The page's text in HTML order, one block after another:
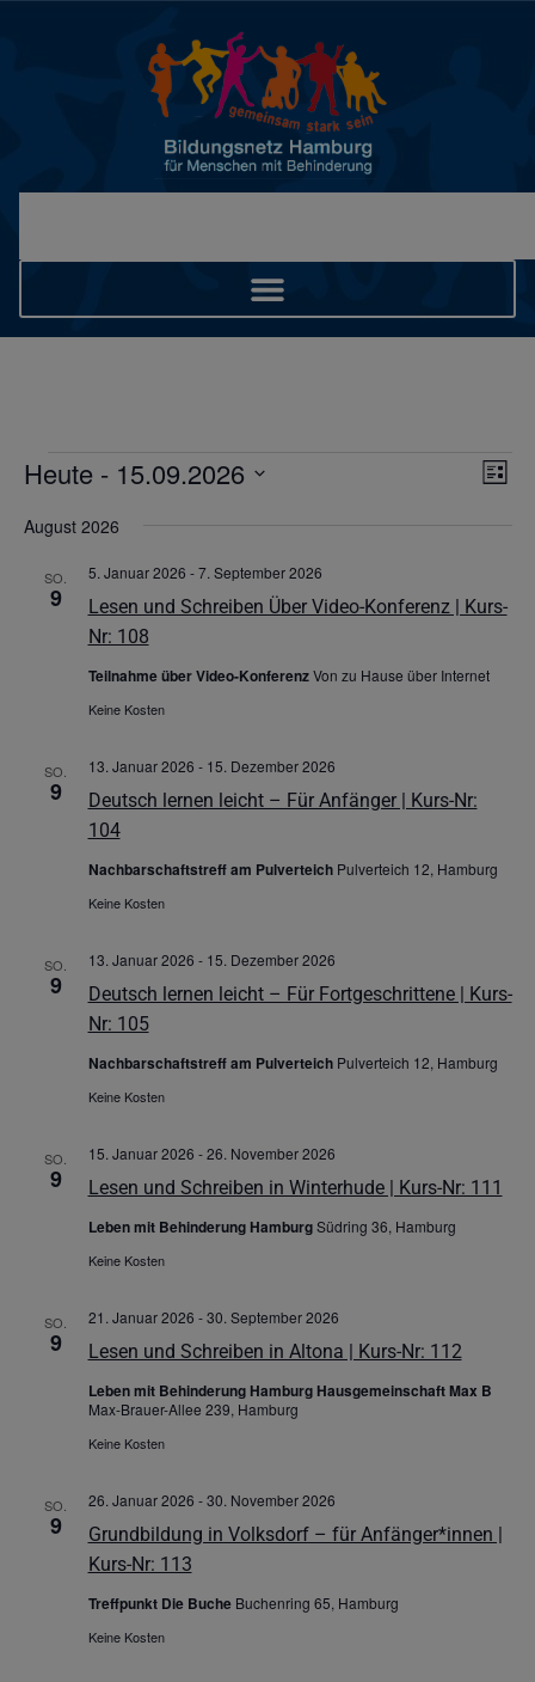
Liste
Heute - 15.09.2026
wählen.
August 2026
SO.
9
Lesen und Schreiben Über Video-Konferenz | Kurs-
Nr: 108
5. Januar 2026 -7. September 2026
Teilnahme über Video-KonferenzVon zu Hause über Internet
Keine Kosten
SO.
9
Deutsch lernen leicht – Für Anfänger | Kurs-Nr:
104
13. Januar 2026 - 15. Dezember 2026
Nachbarschaftstreff am Pulverteich Pulverteich 12, Hamburg
Keine Kosten
SO.
9
Deutsch lernen leicht – Für Fortgeschrittene | Kurs-
Nr: 105
13. Januar 2026 - 15. Dezember 2026
Nachbarschaftstreff am Pulverteich Pulverteich 12, Hamburg
Keine Kosten
SO.
9 Lesen und Schreiben in Winterhude | Kurs-Nr: 111
15. Januar 2026 -26. November 2026
Leben mit Behinderung HamburgSüdring 36, Hamburg
Keine Kosten
SO.
9 Lesen und Schreiben in Altona | Kurs-Nr: 112
21. Januar 2026 -30. September 2026
Leben mit Behinderung Hamburg Hausgemeinschaft Max B
Max-Brauer-Allee 239, Hamburg
Keine Kosten
SO.
9
Grundbildung in Volksdorf – für Anfänger*innen |
Kurs-Nr: 113
26. Januar 2026 -30. November 2026
Treffpunkt Die Buche Buchenring 65, Hamburg
Keine Kosten